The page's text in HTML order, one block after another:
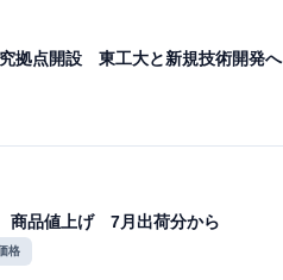
拠点開設 東工大と新規技術開発へ
品値上げ 7月出荷分から
格